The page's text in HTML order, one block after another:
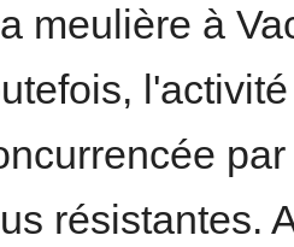
meulière à
résistantes.